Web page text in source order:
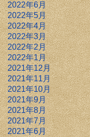
2022年6月
2022年5月
2022年4月
2022年3月
2022年2月
2022年1月
2021年12月
2021年11月
2021年10月
2021年9月
2021年8月
2021年7月
2021年6月